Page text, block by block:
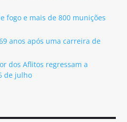
fogo e mais de 800 munições
anos após uma carreira de
dos Aflitos regressam a
de julho